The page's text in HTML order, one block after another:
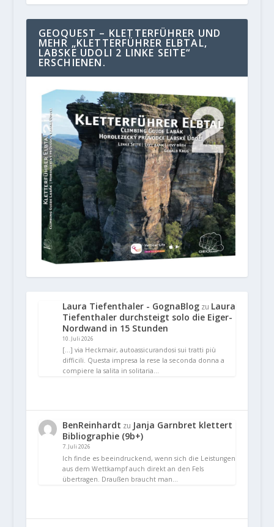
GEOQUEST – KLETTERFÜHRER UND
MEHR „KLETTERFÜHRER ELBTAL,
LABSKE UDOLI 2 LINKE SEITE“
ERSCHIENEN.
Laura Tiefenthaler - GognaBlogzu Laura
Tiefenthaler durchsteigt solo die Eiger-
Nordwand in 15 Stunden
10. Juli 2026
[…] via Heckmair, autoassicurandosi sui tratti più
difficili. Questa impresa la rese la seconda donna a
compiere la salita in solitaria…
BenReinhardt zu Janja Garnbret klettert
Bibliographie (9b+)
7. Juli 2026
Ich finde es beeindruckend, wenn sich die Leistungen
aus dem Wettkampf auch direkt an den Fels
übertragen. Draußen braucht man…